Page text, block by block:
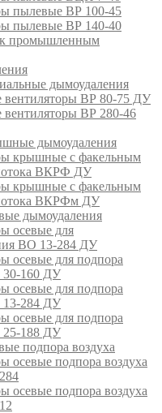
пылевые ВР 100-45
пылевые ВР 140-40
промышленным
дымоудаления
вентиляторы ВР 80-75 ДУ
вентиляторы ВР 280-46
дымоудаления
крышные с факельным
ВКРФ ДУ
крышные с факельным
ВКРФм ДУ
дымоудаления
осевые для
ВО 13-284 ДУ
осевые для подпора
30-160 ДУ
осевые для подпора
13-284 ДУ
осевые для подпора
25-188 ДУ
подпора воздуха
осевые подпора воздуха
осевые подпора воздуха